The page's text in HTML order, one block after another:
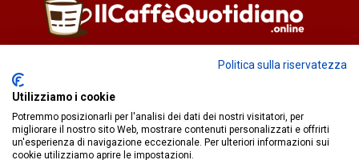
Fiorella Falci
redazione@ilcaffequotidiano.online
C.F. 92076900858
Chi siamo
Privacy & Cookie Policy
Politica sulla riservatezza
Utilizziamo i cookie
Potremmo posizionarli per l'analisi dei dati dei nostri visitatori, per
migliorare il nostro sito Web, mostrare contenuti personalizzati e offrirti
un'esperienza di navigazione eccezionale. Per ulteriori informazioni sui
cookie utilizziamo aprire le impostazioni.